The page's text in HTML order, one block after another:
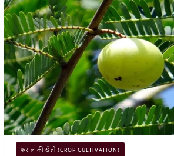
फसल की खेती (CROP CULTIVATION)